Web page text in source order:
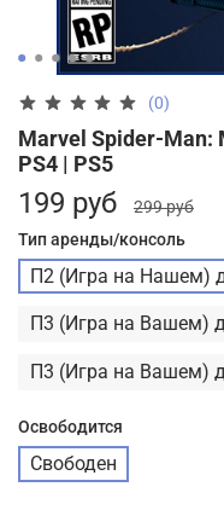
(0)
Marvel Spider-Man:
PS4 | PS5
199 руб
299 руб
Тип аренды/консоль
П2 (Игра на Нашем)
П3 (Игра на Вашем)
П3 (Игра на Вашем)
Освободится
Свободен